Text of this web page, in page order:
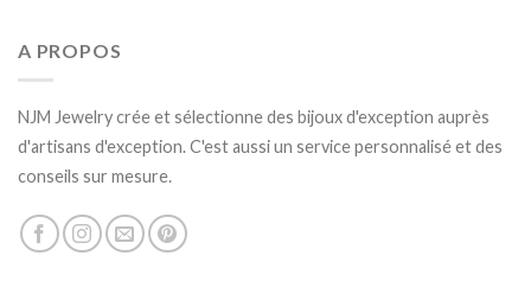
A PROPOS
NJM Jewelry crée et sélectionne des bijoux d'exception auprès
d'artisans d'exception. C'est aussi un service personnalisé et des
conseils sur mesure.